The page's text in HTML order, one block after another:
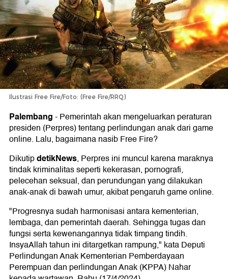
Ilustrasi Free Fire/Foto: (Free Fire/RRQ)
Palembang-Pemerintah akan mengeluarkan peraturan
presiden (Perpres) tentang perlindungan anak dari game
online. Lalu, bagaimana nasib Free Fire?
DikutipdetikNews, Perpres ini muncul karena maraknya
tindak kriminalitas seperti kekerasan, pornografi,
pelecehan seksual, dan perundungan yang dilakukan
anak-anak di bawah umur, akibat pengaruh game online.
"Progresnya sudah harmonisasi antara kementerian,
lembaga, dan pemerintah daerah. Sehingga tugas dan
fungsi serta kewenangannya tidak timpang tindih.
InsyaAllah tahun ini ditargetkan rampung," kata Deputi
Perlindungan Anak Kementerian Pemberdayaan
Perempuan dan perlindungan Anak (KPPA) Nahar